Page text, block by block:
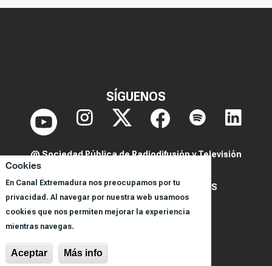
Cookies
En Canal Extremadura nos preocupamos por tu
privacidad. Al navegar por nuestra web usamoos
cookies que nos permiten mejorar la experiencia
mientras navegas.
Aceptar Más info
SÍGUENOS
@ Sociedad Pública de Radiodifusión y Televisión
POLITICA DE PRIVACIDAD Y COOKIES